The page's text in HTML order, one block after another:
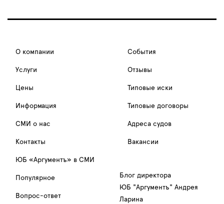
О компании
Услуги
Цены
Информация
СМИ о нас
Контакты
События
Отзывы
Типовые иски
Типовые договоры
Адреса судов
Вакансии
ЮБ «Аргументъ» в СМИ
Популярное
Вопрос-ответ
Блог директора
ЮБ "Аргументъ" Андрея
Ларина